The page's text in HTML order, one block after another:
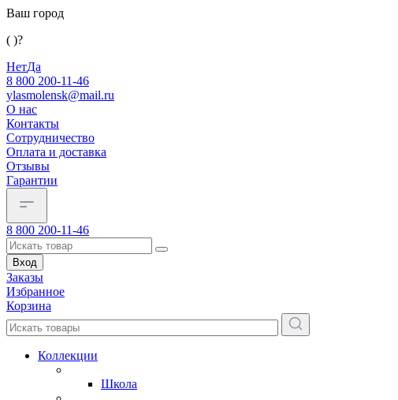
Ваш город
( )?
НетДа
8 800 200-11-46
ylasmolensk@mail.ru
О нас
Контакты
Сотрудничество
Оплата и доставка
Отзывы
Гарантии
8 800 200-11-46
Вход
Заказы
Избранное
Корзина
Коллекции
Школа